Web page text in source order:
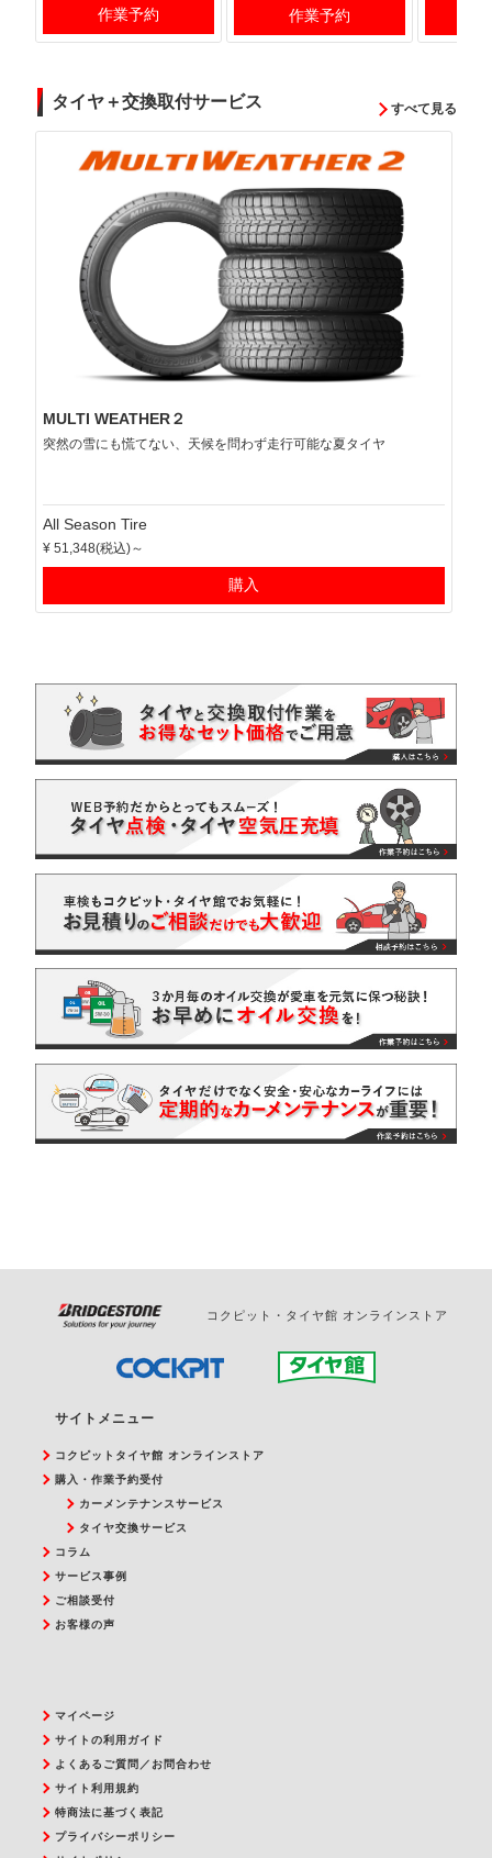
作業予約 作業予約
タイヤ＋交換取付サービス すべて見る
MULTI WEATHER２
突然の雪にも慌てない、天候を問わず走行可能な夏タイヤ
All Season Tire
¥ 51,348(税込)～
購入
コクピット・タイヤ館 オンラインストア
サイトメニュー
コクピットタイヤ館 オンラインストア
購入・作業予約受付
カーメンテナンスサービス
タイヤ交換サービス
コラム
サービス事例
ご相談受付
お客様の声
マイページ
サイトの利用ガイド
よくあるご質問／お問合わせ
サイト利用規約
特商法に基づく表記
プライバシーポリシー